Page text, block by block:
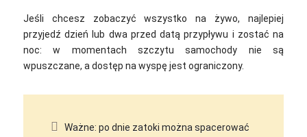
Jeśli chcesz zobaczyć wszystko na żywo, najlepiej
przyjedź dzień lub dwa przed datą przypływu i zostać na
noc: w momentach szczytu samochody nie są
wpuszczane, a dostęp na wyspę jest ograniczony.
Ważne: po dnie zatoki można spacerować